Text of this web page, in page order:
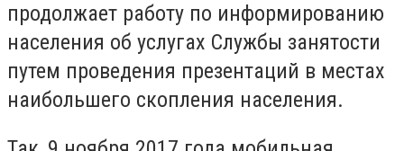
продолжает работу по информированию
населения об услугах Службы занятости
путем проведения презентаций в местах
наибольшего скопления населения.